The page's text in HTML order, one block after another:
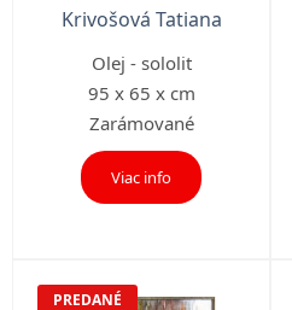
Krivošová Tatiana
Olej - sololit
95 x 65 x cm
Zarámované
Viac info
PREDANÉ